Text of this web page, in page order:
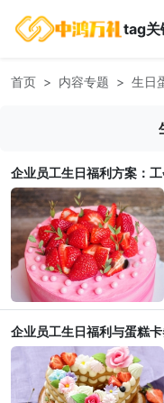
tag关
首页 内容专题 生日
企业员工生日福利方案：
企业员工生日福利与蛋糕